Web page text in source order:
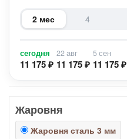
2 мес 4
сегодня
11 175 ₽
22 авг
11 175 ₽
5 сен
11 175 ₽
Жаровня
Жаровня сталь 3 мм